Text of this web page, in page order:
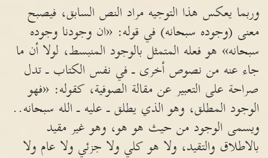
وربما يعكس هذا التوجيه مراد النص السابق، فيصبح
معنى (وجوده سبحانه) في قوله: «ان وجودنا وجوده
سبحانه» هو فعله المتمثل بالوجود المنبسط، لولا أن ما
جاء عنه من نصوص أخرى ـ في نفس الكتاب ـ تدل
صراحة على التعبير عن مقالة الصوفية، كقوله: «فهو
الوجود المطلق، وهو الذي يطلق ـ عليه ـ الله سبحانه..
ويسمى الوجود من حيث هو هو، وهو غير مقيد
بالاطلاق والتقيد، ولا هو كلي ولا جزئي ولا عام ولا